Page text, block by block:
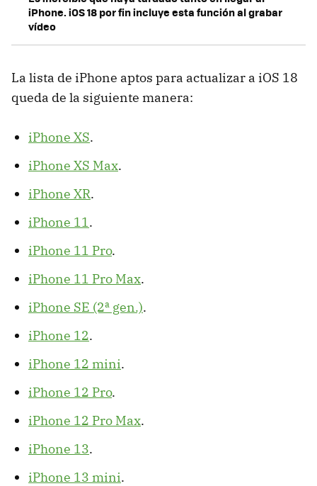
iPhone. iOS 18 por fin incluye esta función al grabar
vídeo
La lista de iPhone aptos para actualizar a iOS 18
queda de la siguiente manera:
iPhone XS.
iPhone XS Max.
iPhone XR.
iPhone 11.
iPhone 11 Pro.
iPhone 11 Pro Max.
iPhone SE (2ª gen.).
iPhone 12.
iPhone 12 mini.
iPhone 12 Pro.
iPhone 12 Pro Max.
iPhone 13.
iPhone 13 mini.